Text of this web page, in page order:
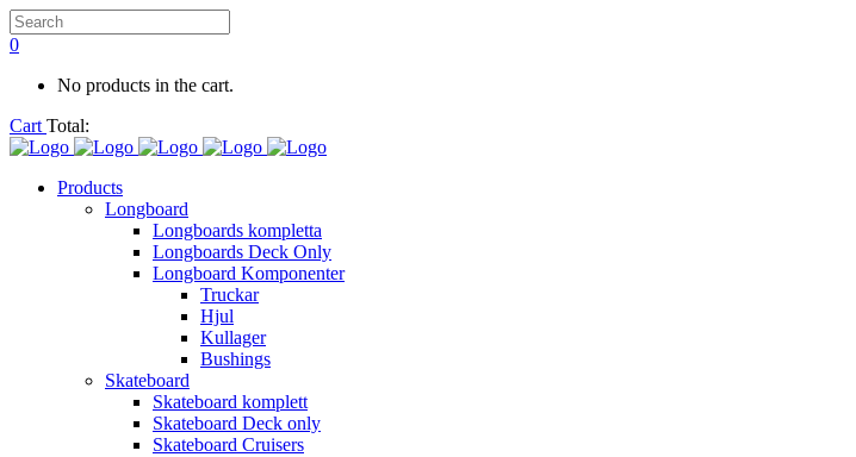
0
No products in the cart.
Cart Total:
Products
Longboard
Longboards kompletta
Longboards Deck Only
Longboard Komponenter
Truckar
Hjul
Kullager
Bushings
Skateboard
Skateboard komplett
Skateboard Deck only
Skateboard Cruisers